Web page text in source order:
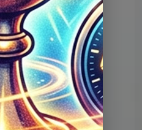
Graal V2 - 95 musique
Graal V2 - 94 musique
Graal V2 - 93 musique